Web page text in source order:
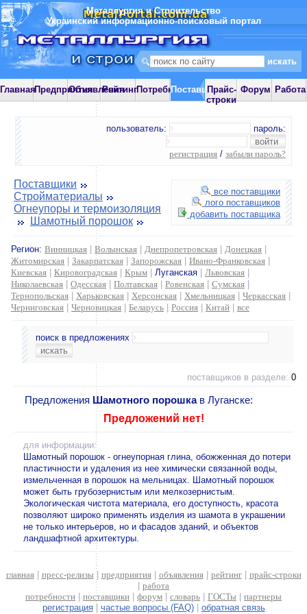
Металлургия и Строительство
Украинский информационно-поисковый портал
ГлавнаяПредприятияОбъявления
РейтингПотребностиПоставщики
Прайс-
строки
Форум Работа
пользователь: пароль:
регистрация / забыли пароль?
все поставщики
лого поставщиков
добавить поставщика
Поставщики
Стройматериалы
Огнеупоры и термоизоляция
Шамотный порошок
Регион: Винницкая Волынская Днепропетровская Донецкая
Житомирская
Закарпатская Запорожская Ивано-Франковская
Киевская
Кировоградская Крым Луганская Львовская
Николаевская
Одесская Полтавская Ровенская Сумская
Тернопольская
Харьковская Херсонская Хмельницкая Черкасская
Черниговская
Черновицкая Беларусь Россия Китай все
поиск в предложениях
поставщиков в разделе: 0
Предложения Шамотного порошкав Луганске:
Предложений нет!
для информации:
Шамотный порошок - огнеупорная глина, обожженная до потери
пластичности и удаления из нее химически связанной воды,
измельченная в порошок на мельницах. Шамотный порошок
может быть грубозернистым или мелкозернистым.
Экологическая чистота материала, его доступность, красота
позволяют широко применять изделия из шамота в украшении
не только интерьеров, но и фасадов зданий, и объектов
ландшафтной архитектуры.
главная| пресс-релизы | предприятия| объявления| рейтинг| прайс-строки
работа
потребности
поставщики форум словарь ГОСТы
партнеры
регистрация| частые вопросы (FAQ)| обратная связь